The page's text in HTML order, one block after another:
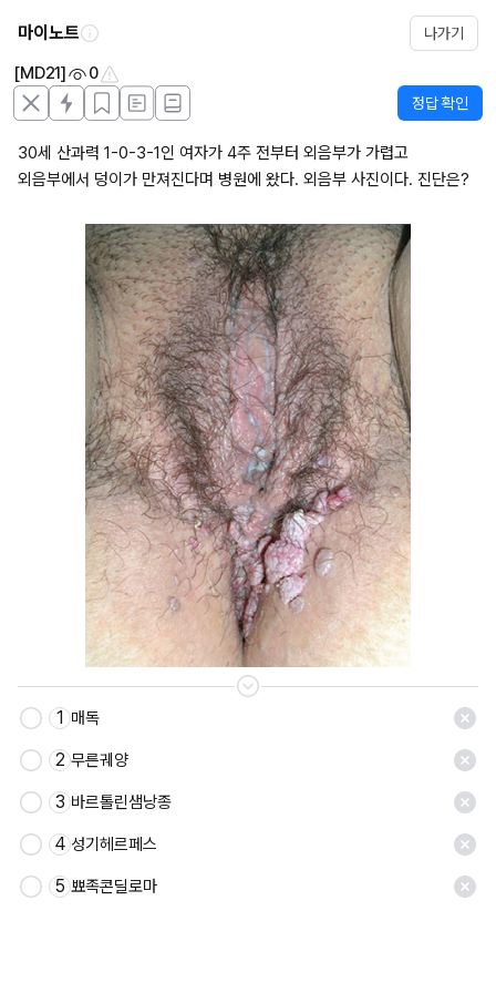
마이노트 나가기
[MD21] 0
정답 확인
30세 산과력 1-0-3-1인 여자가 4주 전부터 외음부가 가렵고
외음부에서 덩이가 만져진다며 병원에 왔다. 외음부 사진이다. 진단은?
저장
1 매독
2 무른궤양
3 바르톨린샘낭종
4 성기헤르페스
5 뾰족콘딜로마